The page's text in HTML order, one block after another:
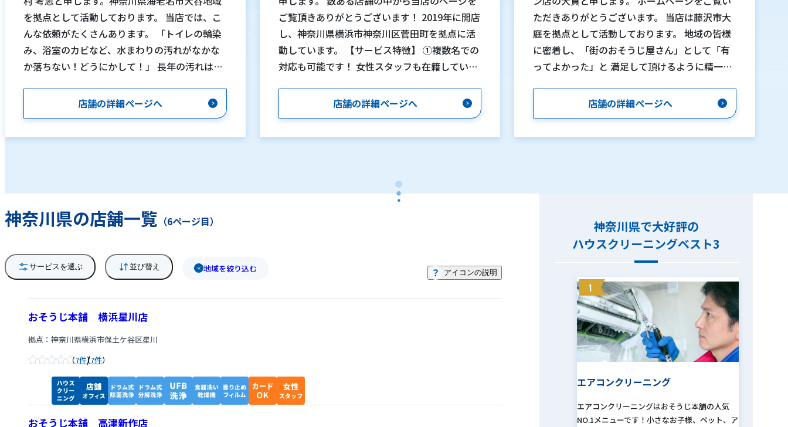
を拠点として活動しております。 当店では、こ
んな依頼がたくさんあります。 「トイレの輪染
み、浴室のカビなど、水まわりの汚れがなかな
か落ちない！どうにかして！」 長年の汚れは、
日使う場所なだけに、日々の汚れが蓄積してし
まいおそうじが大変です。 そんな時は、我々に
幅広くおそうじさせていただいています。 お客
様に「感動」「満足」をお届けできるように、
心をこめて作業をしております。おそうじでわ
い！ お見積り無料。お気軽にお問い合わせくだ
さい！
店舗の詳細ページへ
ご覧頂きありがとうございます！ 2019年に開店
し、神奈川県横浜市神奈川区菅田町を拠点に活
動しています。 【サービス特徴】 ①複数名での
対応も可能です！ 女性スタッフも在籍していま
可能でスピーディーにテキパキ対応します。大
型案件もお気軽にご相談ください！ ②確かな技
そうじ本舗フランチャイズ全国大会『特別賞』
受賞店舗！ 他社で断られたエアコンや、他社で
り、技術はもちろんのこと、お客様に満足いた
だける礼儀正しく明るい接客を目指していま
す。 ④法人様からのご依頼も大歓迎！ 当店で
の入退去に伴う清掃まで、様々な現場で豊富な
実績と経験があります！エアコンクリーニング
店舗の詳細ページへ
ただきありがとうございます。 当店は藤沢市大
庭を拠点として活動しております。 地域の皆様
に密着し、「街のおそうじ屋さん」として「有
ってよかった」と 満足して頂けるように精一杯
ろで皆さん、おそうじって永遠のテーマだと思
いませんか？ 私も以前飲食店に勤務していたの
が取れない。」など不満の方が多いですよね。
任せください！ 油汚れやカビや水垢など、一つ
一つ丁寧に落とします。ピカピカに変身させて
下さい！ 個人のお客様から、飲食店や美容室な
どの店舗、オフィス、賃貸マンションやアパー
トのクリーニングまで幅広くおそうじさせて頂
いております。 お見積りは無料です。まずはお
気軽にお電話下さい。 どうぞよろしくお願い致
店舗の詳細ページへ
神奈川県の店舗一覧 （6ページ目）
サービスを選ぶ 並び替え 地域を絞り込む アイコンの説明
おそうじ本舗 横浜星川店
拠点：神奈川県横浜市保土ケ谷区星川
7件/7件
おそうじ本舗 高津新作店
神奈川県で大好評の
ハウスクリーニングベスト3
1
エアコンクリーニング
エアコンクリーニングはおそうじ本舗の人気
NO.1メニューです！小さなお子様、ペット、ア